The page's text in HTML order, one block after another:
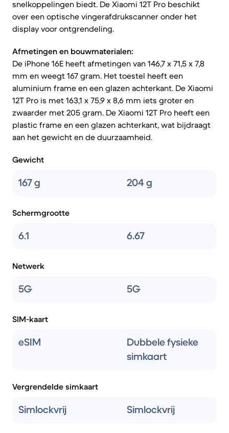
snelkoppelingen biedt. De Xiaomi 12T Pro beschikt
over een optische vingerafdrukscanner onder het
display voor ontgrendeling.
Afmetingen en bouwmaterialen:
De iPhone 16E heeft afmetingen van 146,7 x 71,5 x 7,8
mm en weegt 167 gram. Het toestel heeft een
aluminium frame en een glazen achterkant. De Xiaomi
12T Pro is met 163,1 x 75,9 x 8,6 mm iets groter en
zwaarder met 205 gram. De Xiaomi 12T Pro heeft een
plastic frame en een glazen achterkant, wat bijdraagt
aan het gewicht en de duurzaamheid.
Gewicht
167 g 204 g
Schermgrootte
6.1 6.67
Netwerk
5G 5G
SIM-kaart
eSIM
Dubbele fysieke
simkaart
Vergrendelde simkaart
Simlockvrij Simlockvrij